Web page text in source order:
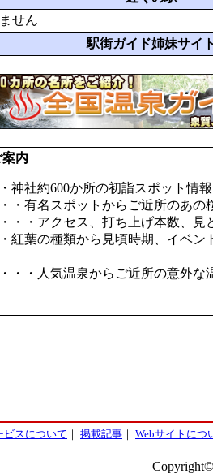
せん
駅街ガイド姉妹サイ
内
・神社約600か所の初詣スポット情
・・有名スポットからご近所のあ
・・・アクセス、打ち上げ本数、
・紅葉の種類から見頃時期、イベ
・・・人気温泉からご近所の意外
ビスについて ｜ 掲載記事 ｜ Webサイトにつ